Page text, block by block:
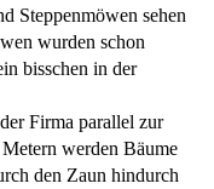
Steppenmöwen sehen
wurden schon
bisschen in der
Firma parallel zur
werden Bäume
den Zaun hindurch